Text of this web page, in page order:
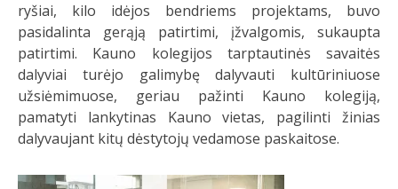
ryšiai, kilo idėjos bendriems projektams, buvo
pasidalinta gerąją patirtimi, įžvalgomis, sukaupta
patirtimi. Kauno kolegijos tarptautinės savaitės
dalyviai turėjo galimybę dalyvauti kultūriniuose
užsiėmimuose, geriau pažinti Kauno kolegiją,
pamatyti lankytinas Kauno vietas, pagilinti žinias
dalyvaujant kitų dėstytojų vedamose paskaitose.